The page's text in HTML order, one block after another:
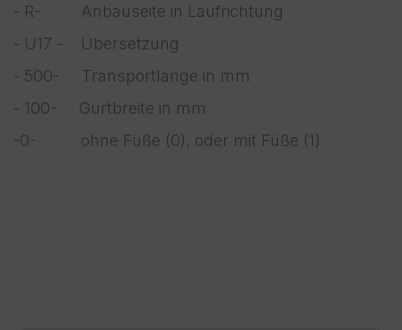
- R- Anbauseite in Laufrichtung
- U17 - Übersetzung
- 500- Transportlänge in mm
- 100- Gurtbreite in mm
-0- ohne Füße (0), oder mit Füße (1)